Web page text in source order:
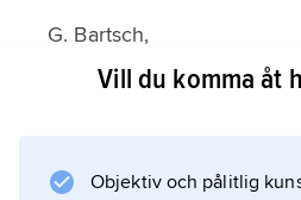
G. Bartsch,
Akademismus und
Vill du komma åt
Objektiv och pålitlig